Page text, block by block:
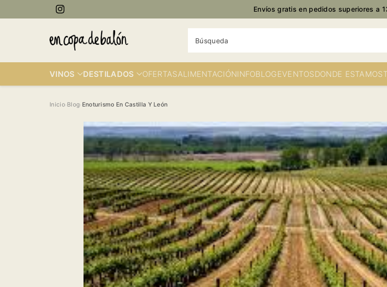
Instagram
Envíos gratis en pedidos superiores a
Búsqueda
VINOS DESTILADOS OFERTASALIMENTACIÓNINFOBLOGEVENTOSDONDE ESTAMOS
Inicio› Blog› Enoturismo En Castilla Y León